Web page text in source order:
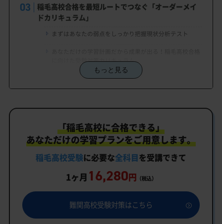
稲毛高校合格を最短ルートでつなぐ「オーダーメイ
ドカリキュラム」
まずはあなたの弱点をしっかり把握現状分析テスト
に向けた受験対策カリキュラム
学習効果をしっかり確認定着度テスト
イドカリキュラム」だから成果が出る！
カリキュラムや料金についてお気軽にご相談くださ
い
稲毛高校受験専門のオンライン家庭教師「いつでも
クイック指導」もご用意
稲毛高校の特徴
教育理念
もっと見る
「稲毛高校に合格できる」
あなただけの学習プランをご用意します。
稲毛高校受験に必要な全科目を受講できて
1ヶ月 16,280円 （税込）
難関高校受験対策はこちら